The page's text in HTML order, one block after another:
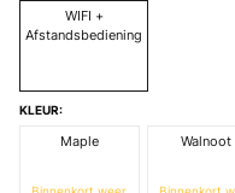
WIFI +
Afstandsbediening
KLEUR:
Maple Walnoot